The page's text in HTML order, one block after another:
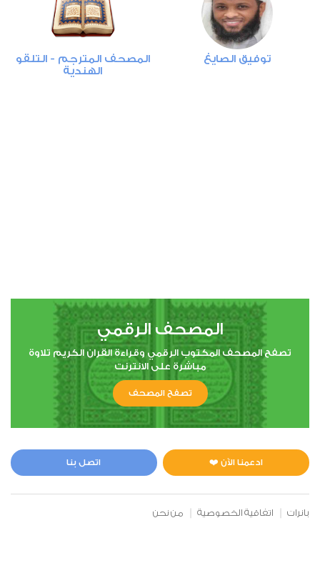
3227 اعجاب
00:00
الأنعام
2928استماع 0اعجاب
00:00 00:00
7
توفيق الصايغ
المصحف المترجم - التلقو
الهندية
المصحف الرقمي
تصفح المصحف المكتوب الرقمي وقراءة القران الكريم تلاوة
مباشرة على الانترنت
تصفح المصحف
ادعمنا الآن ❤️ اتصل بنا
بانرات اتفاقية الخصوصية من نحن